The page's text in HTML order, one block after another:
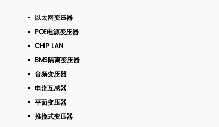
以太网变压器
POE电源变压器
CHIP LAN
BMS隔离变压器
音频变压器
电流互感器
平面变压器
推挽式变压器